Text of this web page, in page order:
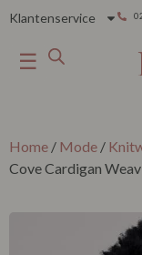
Klantenservice
☰
Home / Mode /
Cove Cardigan